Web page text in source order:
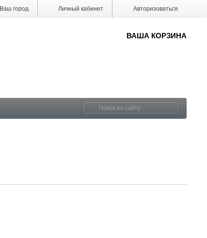
Ваш город Личный кабинет Авторизоваться
ВАША КОРЗИНА